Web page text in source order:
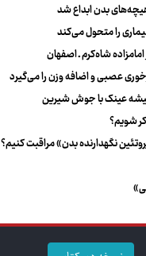
بدن ابداع شد
را متحول می‌کند
شاه‌کرم ـ اصفهان
عینک با جوش شیرین
شویم؟
نگهدارنده بدن» مراقبت کنیم؟